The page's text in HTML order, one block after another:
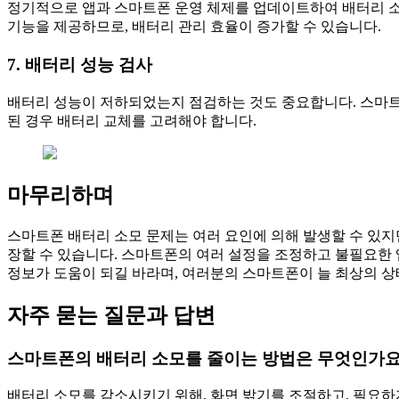
정기적으로 앱과 스마트폰 운영 체제를 업데이트하여 배터리
기능을 제공하므로, 배터리 관리 효율이 증가할 수 있습니다.
7. 배터리 성능 검사
배터리 성능이 저하되었는지 점검하는 것도 중요합니다. 스
된 경우 배터리 교체를 고려해야 합니다.
마무리하며
스마트폰 배터리 소모 문제는 여러 요인에 의해 발생할 수 있
장할 수 있습니다. 스마트폰의 여러 설정을 조정하고 불필요
정보가 도움이 되길 바라며, 여러분의 스마트폰이 늘 최상의
자주 묻는 질문과 답변
스마트폰의 배터리 소모를 줄이는 방법은 무엇인가
배터리 소모를 감소시키기 위해, 화면 밝기를 조절하고, 필요